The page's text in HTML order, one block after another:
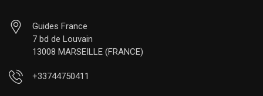
Guides France
7 bd de Louvain
13008 MARSEILLE (FRANCE)
+33744750411